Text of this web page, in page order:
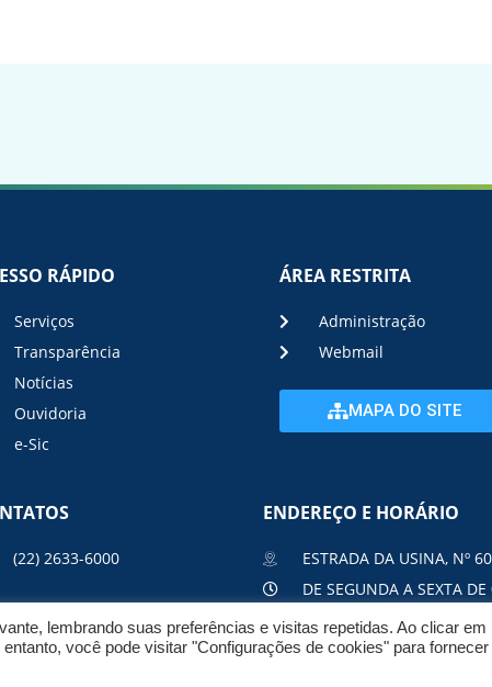
RÁPIDO
Serviços
Transparência
Notícias
Ouvidoria
e-Sic
ÁREA RESTRITA
Administração
Webmail
MAPA DO SITE
(22) 2633-6000
ENDEREÇO E HORÁRIO
ESTRADA DA USINA, Nº
DE SEGUNDA A SEXTA
lembrando suas preferências e visitas repetidas. Ao clicar em
você pode visitar "Configurações de cookies" para fornecer